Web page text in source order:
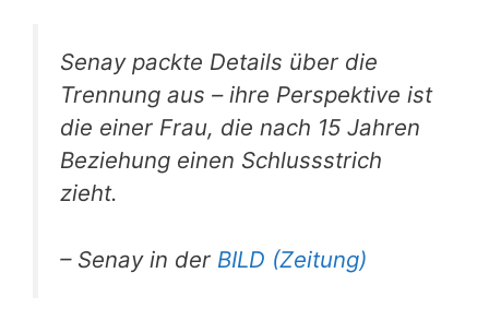
Senay packte Details über die
Trennung aus – ihre Perspektive ist
die einer Frau, die nach 15 Jahren
Beziehung einen Schlussstrich
zieht.
– Senay in der BILD (Zeitung)